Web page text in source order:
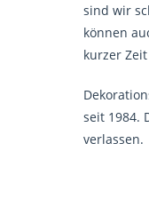
sind wir
können
kurzer
seit 1984.
verlassen.